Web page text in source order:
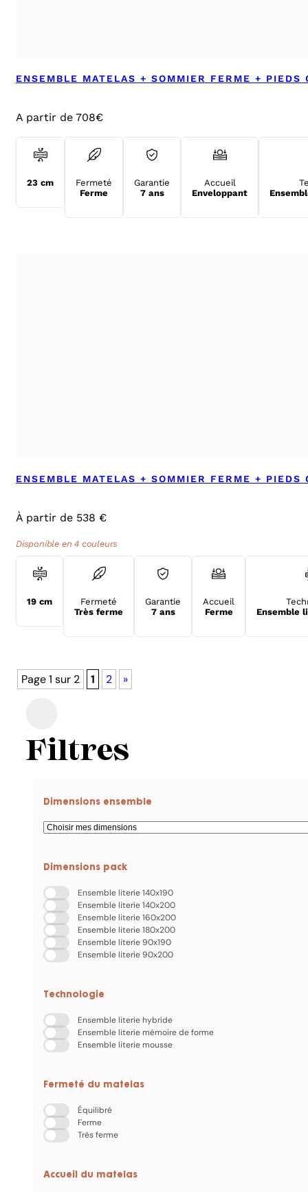
ENSEMBLE MATELAS + SOMMIER FERME + PIEDS
A partir de 708€
23 cm
Fermeté
Ferme
Garantie
7 ans
Accueil
Enveloppant
ENSEMBLE MATELAS + SOMMIER FERME + PIEDS
À partir de 538 €
Disponible en 4 couleurs
19 cm
Fermeté
Très ferme
Garantie
7 ans
Accueil
Ferme
Ensemble
Page 1 sur 2 1 2 »
Filtres
Dimensions ensemble
Dimensions pack
Ensemble literie 140x190
Ensemble literie 140x200
Ensemble literie 160x200
Ensemble literie 180x200
Ensemble literie 90x190
Ensemble literie 90x200
Technologie
Ensemble literie hybride
Ensemble literie mémoire de forme
Ensemble literie mousse
Fermeté du matelas
Équilibré
Ferme
Très ferme
Accueil du matelas